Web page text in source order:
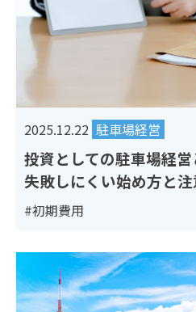
2025.12.22 駐車場経営
投資としての駐車場経
失敗しにくい始め方と
#初期費用